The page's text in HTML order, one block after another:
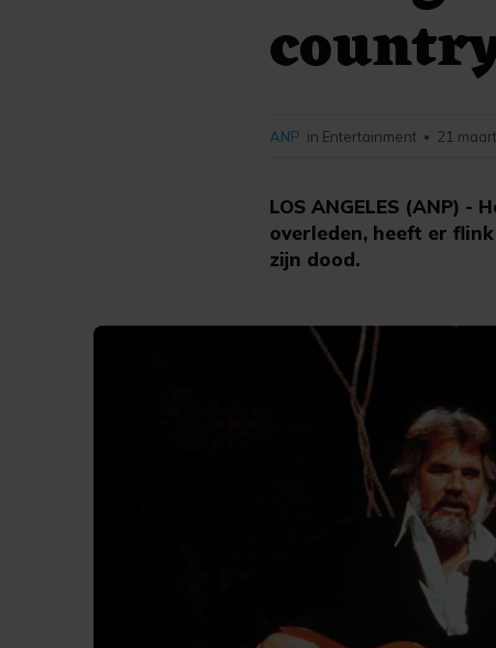
LOS ANGELES (ANP)
overleden, heeft er
zijn dood.
ANP in Entertainment • 21